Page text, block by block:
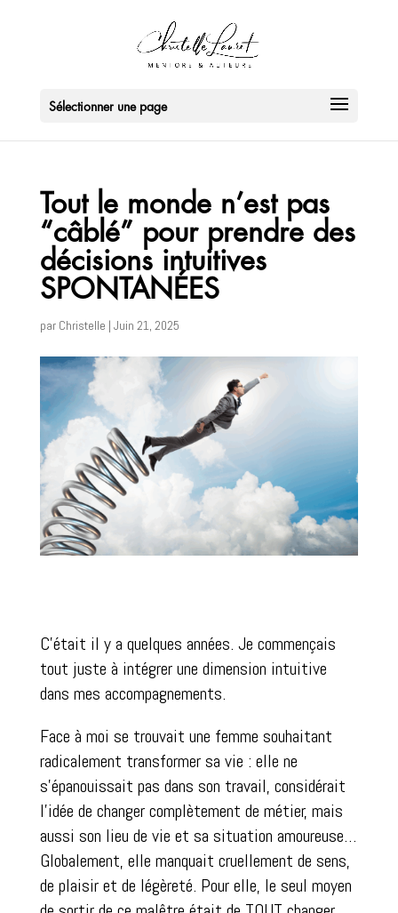
Sélectionner une page
Tout le monde n’est pas
“câblé” pour prendre des
décisions intuitives
SPONTANÉES
par Christelle | Juin 21, 2025
C’était il y a quelques années. Je commençais
tout juste à intégrer une dimension intuitive
dans mes accompagnements.
Face à moi se trouvait une femme souhaitant
radicalement transformer sa vie : elle ne
s’épanouissait pas dans son travail, considérait
l’idée de changer complètement de métier, mais
aussi son lieu de vie et sa situation amoureuse…
Globalement, elle manquait cruellement de sens,
de plaisir et de légèreté. Pour elle, le seul moyen